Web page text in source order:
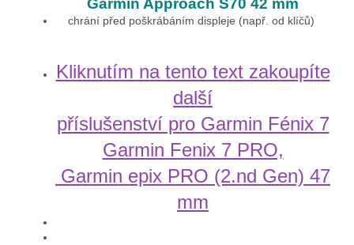
Garmin Approach S70 42 mm
chrání před poškrábáním displeje (např. od klíčů)
Kliknutím na tento text zakoupíte
další
příslušenství pro Garmin Fénix 7
Garmin Fenix 7 PRO,
Garmin epix PRO (2.nd Gen) 47
mm